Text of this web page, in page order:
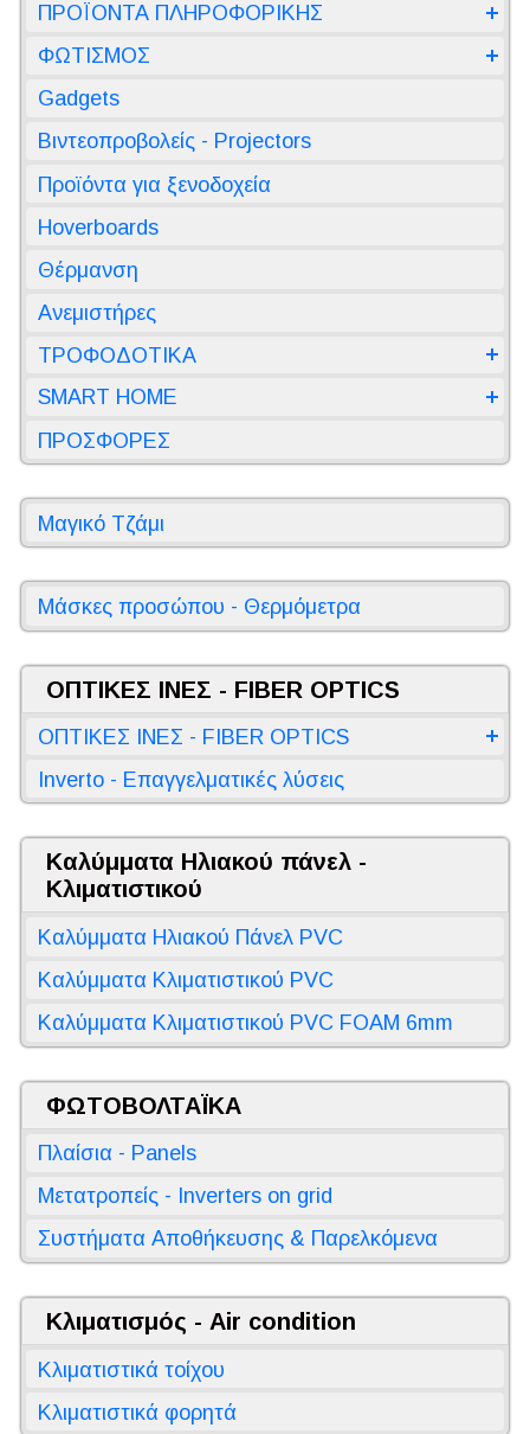
ΠΡΟΪΟΝΤΑ ΠΛΗΡΟΦΟΡΙΚΗΣ
ΦΩΤΙΣΜΟΣ
Gadgets
Βιντεοπροβολείς - Projectors
Προϊόντα για ξενοδοχεία
Hoverboards
Θέρμανση
Ανεμιστήρες
ΤΡΟΦΟΔΟΤΙΚΑ
SMART HOME
ΠΡΟΣΦΟΡΕΣ
Μαγικό Τζάμι
Μάσκες προσώπου - Θερμόμετρα
ΟΠΤΙΚΕΣ ΙΝΕΣ - FIBER OPTICS
ΟΠΤΙΚΕΣ ΙΝΕΣ - FIBER OPTICS
Inverto - Επαγγελματικές λύσεις
Καλύμματα Ηλιακού πάνελ -
Κλιματιστικού
Καλύμματα Ηλιακού Πάνελ PVC
Καλύμματα Κλιματιστικού PVC
Καλύμματα Κλιματιστικού PVC FOAM 6mm
ΦΩΤΟΒΟΛΤΑΪΚΑ
Πλαίσια - Panels
Μετατροπείς - Inverters on grid
Συστήματα Αποθήκευσης & Παρελκόμενα
Κλιματισμός - Air condition
Κλιματιστικά τοίχου
Κλιματιστικά φορητά